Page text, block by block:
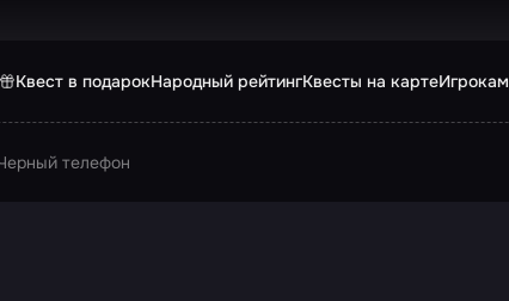
Квест в подарокНародный рейтингКвесты на картеИгрокам
телефон